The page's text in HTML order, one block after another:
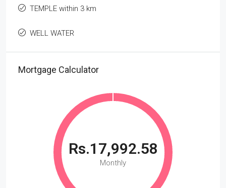
TEMPLE within 3 km
WELL WATER
Mortgage Calculator
Rs.17,992.58
Monthly